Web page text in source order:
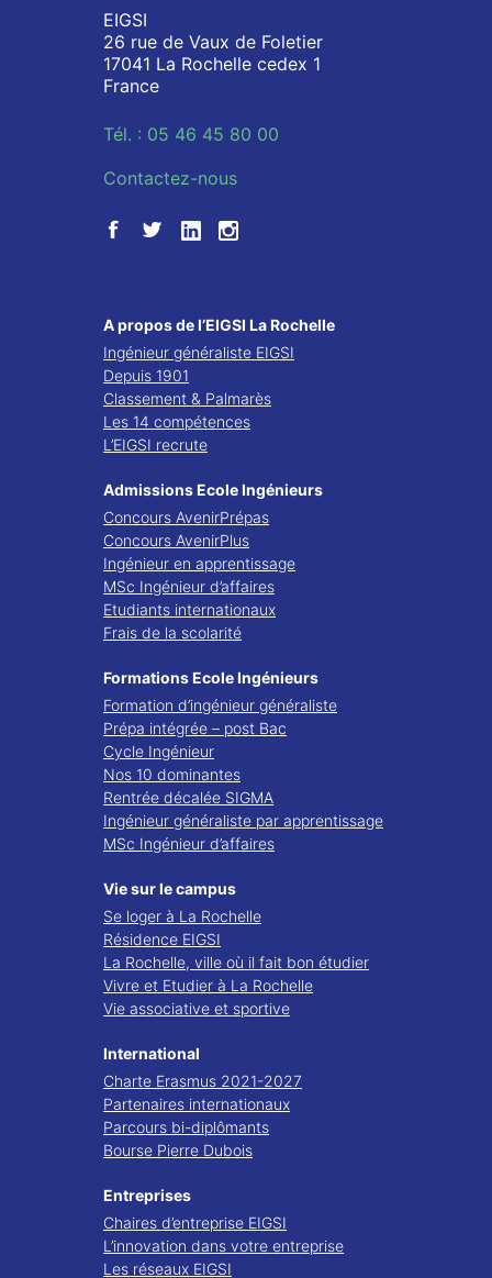
EIGSI
26 rue de Vaux de Foletier
17041 La Rochelle cedex 1
France
Tél. : 05 46 45 80 00
Contactez-nous
A propos de l’EIGSI La Rochelle
Ingénieur généraliste EIGSI
Depuis 1901
Classement & Palmarès
Les 14 compétences
L’EIGSI recrute
Admissions Ecole Ingénieurs
Concours AvenirPrépas
Concours AvenirPlus
Ingénieur en apprentissage
MSc Ingénieur d’affaires
Etudiants internationaux
Frais de la scolarité
Formations Ecole Ingénieurs
Formation d’ingénieur généraliste
Prépa intégrée – post Bac
Cycle Ingénieur
Nos 10 dominantes
Rentrée décalée SIGMA
Ingénieur généraliste par apprentissage
MSc Ingénieur d’affaires
Vie sur le campus
Se loger à La Rochelle
Résidence EIGSI
La Rochelle, ville où il fait bon étudier
Vivre et Etudier à La Rochelle
Vie associative et sportive
International
Charte Erasmus 2021-2027
Partenaires internationaux
Parcours bi-diplômants
Bourse Pierre Dubois
Entreprises
Chaires d’entreprise EIGSI
L’innovation dans votre entreprise
Les réseaux EIGSI